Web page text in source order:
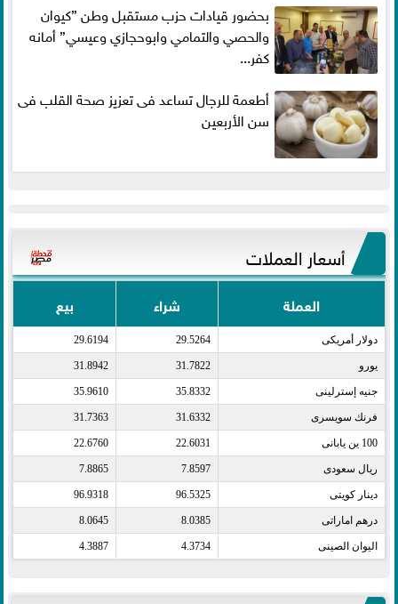
بحضور قيادات حزب مستقبل وطن ”كيوان
والحصي والتمامي وابوحجازي وعيسي” أمانه
كفر...
أطعمة للرجال تساعد فى تعزيز صحة القلب فى
سن الأربعين
أسعار العملات
العملة شراء بيع
دولار أمريكى​ 29.5264
29.6194
يورو​ 31.7822
31.8942
جنيه إسترلينى​ 35.8332
35.9610
فرنك سويسرى​ 31.6332
31.7363
100 ين يابانى​ 22.6031
22.6760
ريال سعودى​ 7.8597
7.8865
دينار كويتى​ 96.5325
96.9318
درهم اماراتى​ 8.0385
8.0645
اليوان الصينى​ 4.3734
4.3887